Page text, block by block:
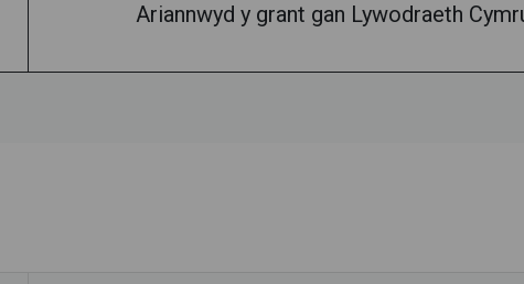
Ariannwyd y grant gan Lywodraeth